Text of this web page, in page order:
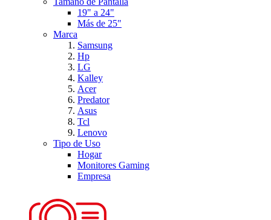
19" a 24"
Más de 25"
Marca
Samsung
Hp
LG
Kalley
Acer
Predator
Asus
Tcl
Lenovo
Tipo de Uso
Hogar
Monitores Gaming
Empresa